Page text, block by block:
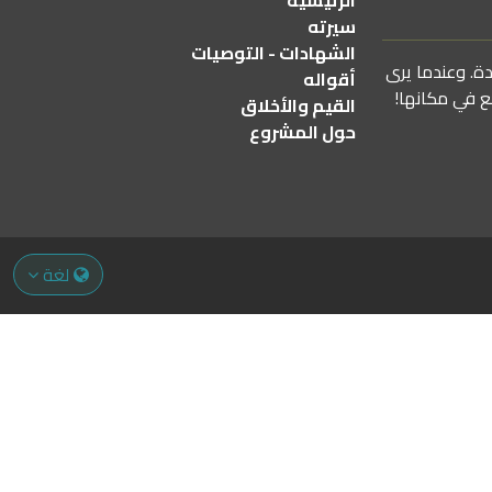
وعندما يرى
في مكانها!
سيرته
الشهادات - التوصيات
أقواله
القيم والأخلاق
حول المشروع
لغة